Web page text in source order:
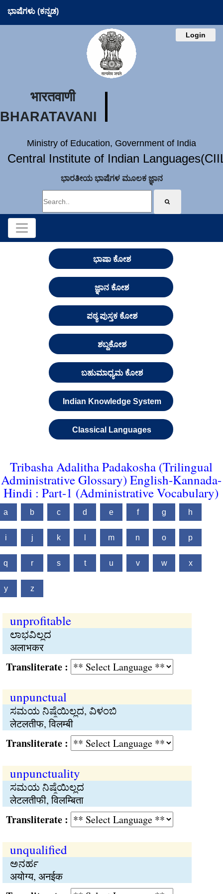
ಭಾಷೆಗಳು (ಕನ್ನಡ)
Login
भारतवाणी
BHARATAVANI
Ministry of Education, Government of India
Central Institute of Indian
ಭಾರತೀಯ ಭಾಷೆಗಳ ಮೂಲಕ ಜ್ಞಾನ
ಭಾಷಾ ಕೋಶ
ಜ್ಞಾನ ಕೋಶ
ಪಠ್ಯ ಪುಸ್ತಕ ಕೋಶ
ಶಬ್ದಕೋಶ
ಬಹುಮಾಧ್ಯಮ ಕೋಶ
Indian Knowledge System
Classical Languages
Tribasha Adalitha Padakosha (Trilingual
Administrative Glossary) English-Kannada-
Hindi : Part-1 (Administrative Vocabulary)
a b c d e f g h
i j k m n o p
q r s t u v w x
y z
unprofitable
ಲಾಭವಿಲ್ಲದ
अलाभकर
:
unpunctual
ಸಮಯ ನಿಷ್ಠೆಯಿಲ್ಲದ, ವಿಳಂಬಿ
लेटलतीफ, विलम्बी
:
unpunctuality
ಸಮಯ ನಿಷ್ಠೆಯಿಲ್ಲದ
लेटलतीफी, विलम्बिता
:
unqualified
ಅನರ್ಹ
अयोग्य, अनईक